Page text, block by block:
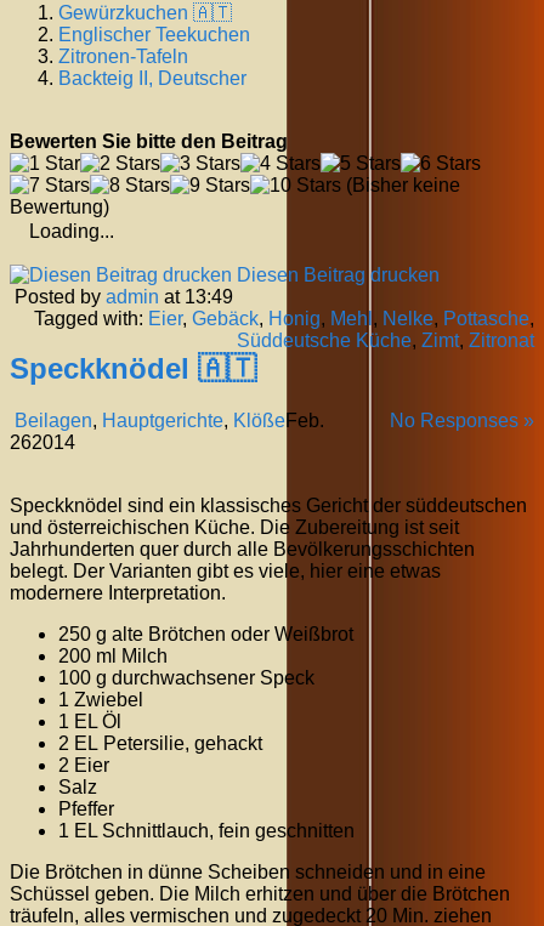
Gewürzkuchen 🇦🇹
Englischer Teekuchen
Zitronen-Tafeln
Backteig II, Deutscher
Bewerten Sie bitte den Beitrag
(Bisher keine
Bewertung)
Loading...
Diesen Beitrag drucken
Posted by admin at 13:49
Tagged with: Eier, Gebäck, Honig, Mehl , Nelke, Pottasche,
Süddeutsche Küche, Zimt, Zitronat
Speckknödel 🇦🇹
Beilagen, Hauptgerichte, Klöße No Responses »
Feb.
262014
Speckknödel sind ein klassisches Gericht der süddeutschen
und österreichischen Küche. Die Zubereitung ist seit
Jahrhunderten quer durch alle Bevölkerungsschichten
belegt. Der Varianten gibt es viele, hier eine etwas
modernere Interpretation.
250 g alte Brötchen oder Weißbrot
200 ml Milch
100 g durchwachsener Speck
1 Zwiebel
1 EL Öl
2 EL Petersilie, gehackt
2 Eier
Salz
Pfeffer
1 EL Schnittlauch, fein geschnitten
Die Brötchen in dünne Scheiben schneiden und in eine
Schüssel geben. Die Milch erhitzen und über die Brötchen
träufeln, alles vermischen und zugedeckt 20 Min. ziehen